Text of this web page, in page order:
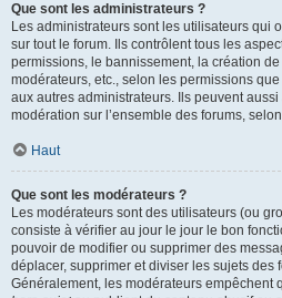
Que sont les administrateurs ?
Les administrateurs sont les utilisateurs qui
sur tout le forum. Ils contrôlent tous les
permissions, le bannissement, la création
modérateurs, etc., selon les permissions
aux autres administrateurs. Ils peuvent
modération sur l’ensemble des forums,
Haut
Que sont les modérateurs ?
Les modérateurs sont des utilisateurs (ou
consiste à vérifier au jour le jour le bon
pouvoir de modifier ou supprimer des
déplacer, supprimer et diviser les sujets des
Généralement, les modérateurs empêchent